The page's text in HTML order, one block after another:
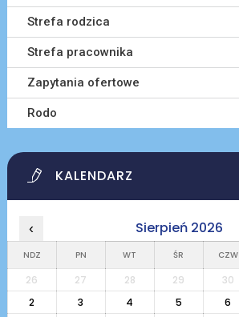
Strefa rodzica
Strefa pracownika
Zapytania ofertowe
Rodo
KALENDARZ
‹ Sierpień 2026
NDZ PN WT ŚR CZW
26 27 28 29 30
2
3 4 5 6